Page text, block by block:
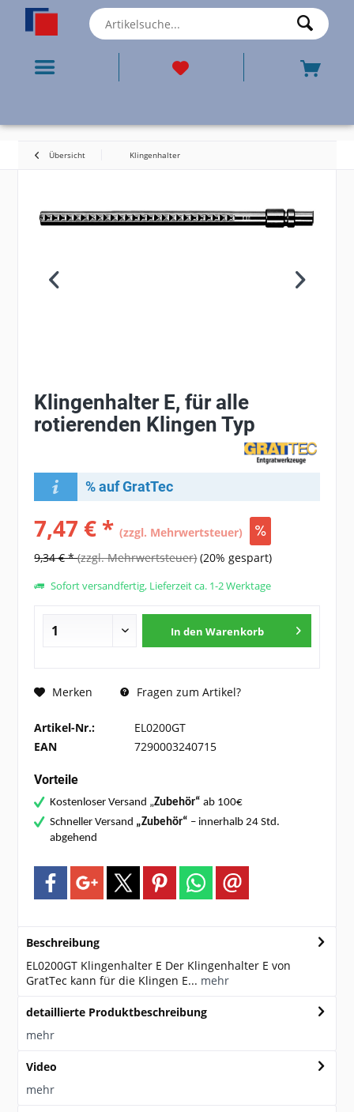
Übersicht Klingenhalter
Klingenhalter E, für alle
rotierenden Klingen Typ
% auf GratTec
7,47 € *(zzgl. Mehrwertsteuer)
9,34 € *(zzgl. Mehrwertsteuer) (20% gespart)
Sofort versandfertig, Lieferzeit ca. 1-2 Werktage
In den Warenkorb
Merken Fragen zum Artikel?
Artikel-Nr.:
EL0200GT
EAN
7290003240715
Vorteile
Kostenloser Versand „Zubehör“ ab 100€
Schneller Versand „Zubehör“ – innerhalb 24 Std.
abgehend
Beschreibung
EL0200GT Klingenhalter E Der Klingenhalter E von
GratTec kann für die Klingen E... mehr
detaillierte Produktbeschreibung
mehr
Video
mehr